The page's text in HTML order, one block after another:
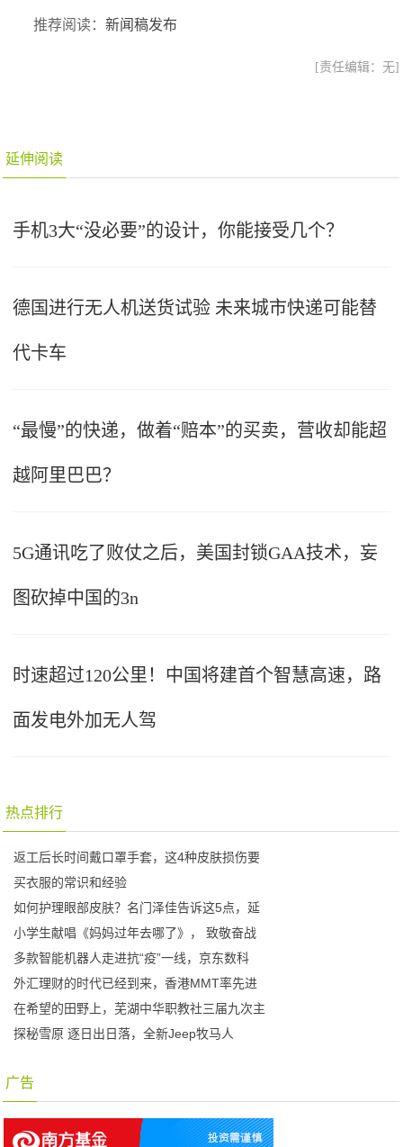
推荐阅读：新闻稿发布
[责任编辑：无]
延伸阅读
手机3大“没必要”的设计，你能接受几个？
德国进行无人机送货试验 未来城市快递可能替
代卡车
“最慢”的快递，做着“赔本”的买卖，营收却能超
越阿里巴巴？
5G通讯吃了败仗之后，美国封锁GAA技术，妄
图砍掉中国的3n
时速超过120公里！中国将建首个智慧高速，路
面发电外加无人驾
热点排行
返工后长时间戴口罩手套，这4种皮肤损伤要
买衣服的常识和经验
如何护理眼部皮肤？名门泽佳告诉这5点，延
小学生献唱《妈妈过年去哪了》， 致敬奋战
多款智能机器人走进抗“疫”一线，京东数科
外汇理财的时代已经到来，香港MMT率先进
在希望的田野上，芜湖中华职教社三届九次主
探秘雪原 逐日出日落，全新Jeep牧马人
广告